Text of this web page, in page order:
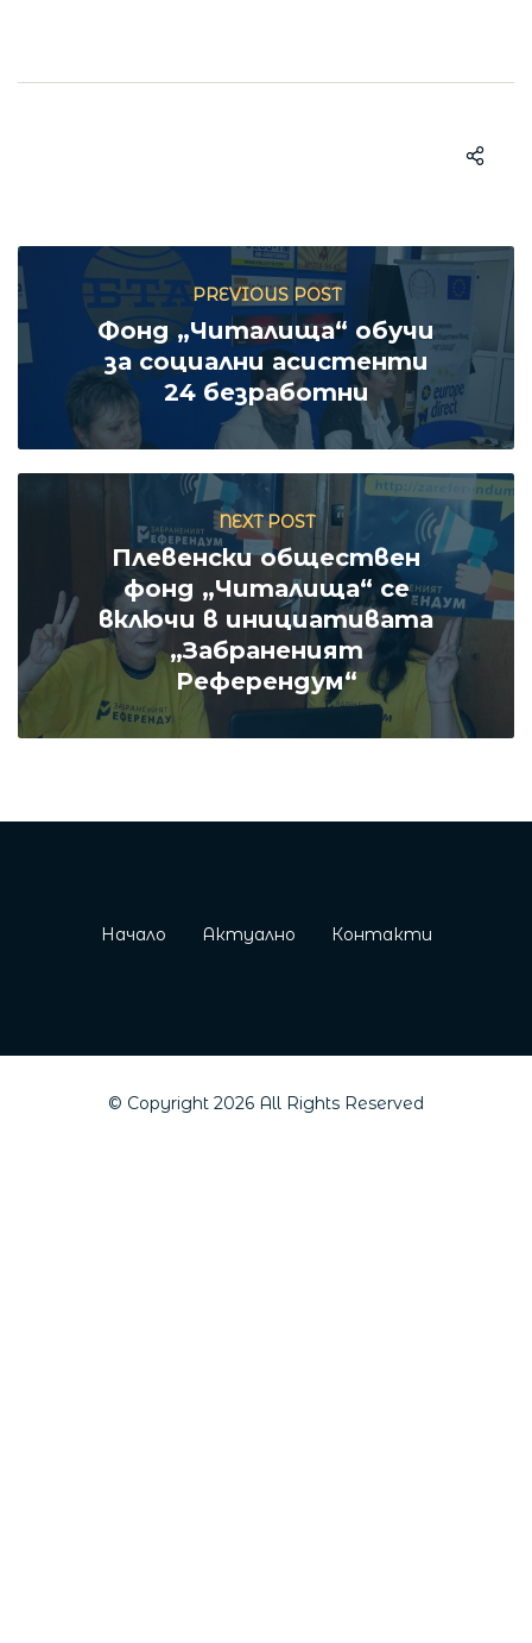
PREVIOUS POST
Фонд „Читалища“ обучи
за социални асистенти
24 безработни
NEXT POST
Плевенски обществен
фонд „Читалища“ се
включи в инициативата
„Забраненият
Референдум“
Начало Актуално Контакти
© Copyright 2026 All Rights Reserved